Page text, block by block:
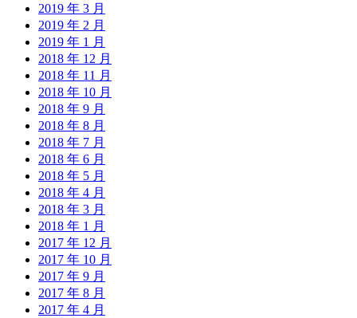
2019 年 3 月
2019 年 2 月
2019 年 1 月
2018 年 12 月
2018 年 11 月
2018 年 10 月
2018 年 9 月
2018 年 8 月
2018 年 7 月
2018 年 6 月
2018 年 5 月
2018 年 4 月
2018 年 3 月
2018 年 1 月
2017 年 12 月
2017 年 10 月
2017 年 9 月
2017 年 8 月
2017 年 4 月